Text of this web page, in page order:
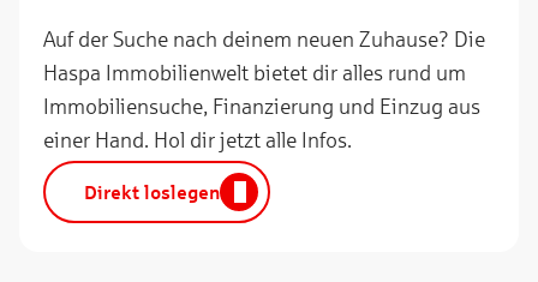
Auf der Suche nach deinem neuen Zuhause? Die
Haspa Immobilienwelt bietet dir alles rund um
Immobiliensuche, Finanzierung und Einzug aus
einer Hand. Hol dir jetzt alle Infos.
Direkt loslegen